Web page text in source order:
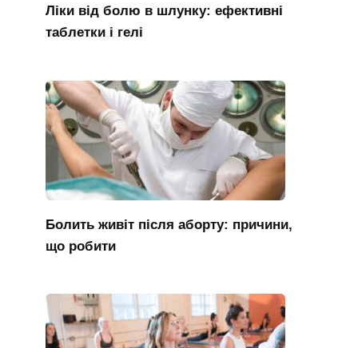
Ліки від болю в шлунку: ефективні
таблетки і гелі
Болить живіт після аборту: причини,
що робити